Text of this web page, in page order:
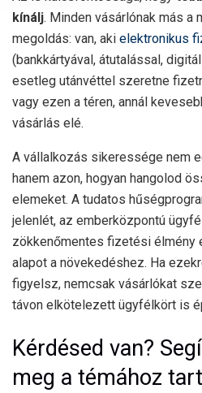
kínálj. Minden vásárlónak más
megoldás: van, aki elektronikus
(bankkártyával, átutalással,
esetleg utánvéttel szeretne
vagy ezen a téren, annál
vásárlás elé.
A vállalkozás sikeressége nem
hanem azon, hogyan hangolod
elemeket. A tudatos
jelenlét, az emberközpontú
zökkenőmentes fizetési élmény
alapot a növekedéshez. Ha
figyelsz, nemcsak vásárlókat
távon elkötelezett ügyfélkört is
Kérdésed van?
meg a témához